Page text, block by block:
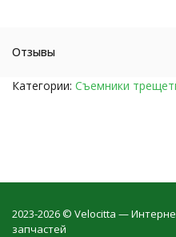
Отзывы
Категории: Съемники
2023-2026 © Velocitta —
запчастей